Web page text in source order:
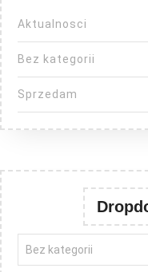
Aktualnosci
Bez kategorii
Sprzedam